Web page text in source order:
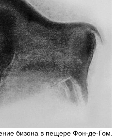
бизона в пещере Фон-де-Гом.